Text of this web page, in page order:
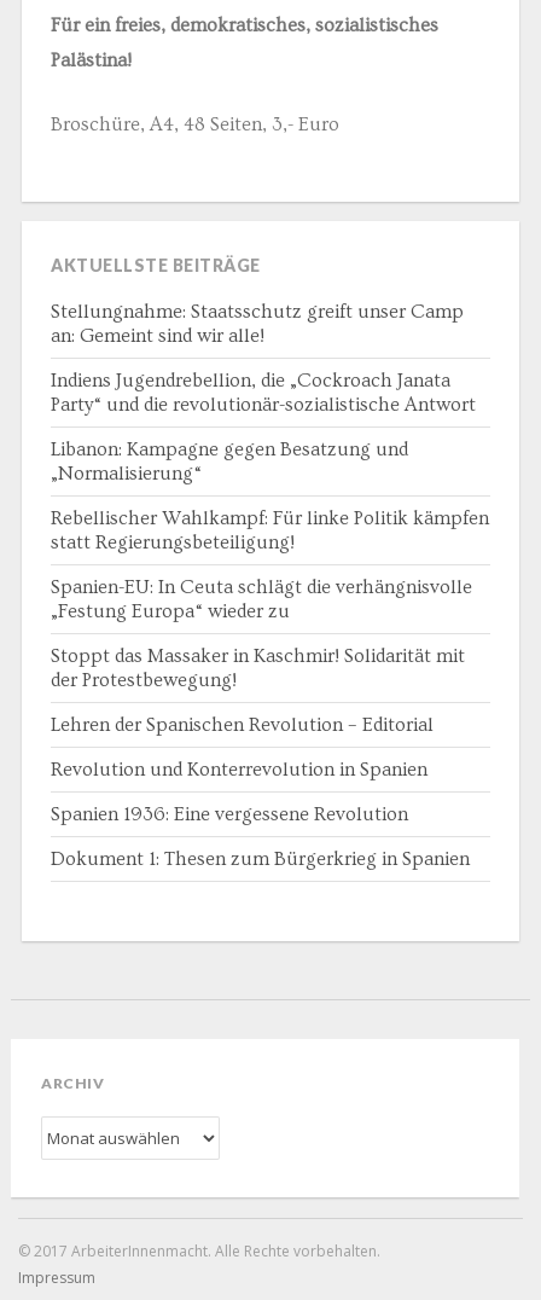
Für ein freies, demokratisches, sozialistisches
Palästina!
Broschüre, A4, 48 Seiten, 3,- Euro
AKTUELLSTE BEITRÄGE
Stellungnahme: Staatsschutz greift unser Camp
an: Gemeint sind wir alle!
Indiens Jugendrebellion, die „Cockroach Janata
Party“ und die revolutionär-sozialistische Antwort
Libanon: Kampagne gegen Besatzung und
„Normalisierung“
Rebellischer Wahlkampf: Für linke Politik kämpfen
statt Regierungsbeteiligung!
Spanien-EU: In Ceuta schlägt die verhängnisvolle
„Festung Europa“ wieder zu
Stoppt das Massaker in Kaschmir! Solidarität mit
der Protestbewegung!
Lehren der Spanischen Revolution – Editorial
Revolution und Konterrevolution in Spanien
Spanien 1936: Eine vergessene Revolution
Dokument 1: Thesen zum Bürgerkrieg in Spanien
ARCHIV
Archiv
© 2017 ArbeiterInnenmacht. Alle Rechte vorbehalten.
Impressum